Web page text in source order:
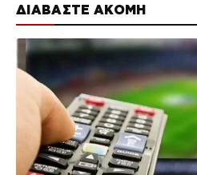
ΔΙΑΒΑΣΤΕ ΑΚΟΜΗ